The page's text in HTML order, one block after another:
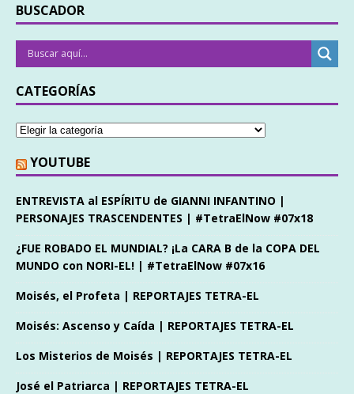
BUSCADOR
CATEGORÍAS
YOUTUBE
ENTREVISTA al ESPÍRITU de GIANNI INFANTINO |
PERSONAJES TRASCENDENTES | #TetraElNow #07x18
¿FUE ROBADO EL MUNDIAL? ¡La CARA B de la COPA DEL
MUNDO con NORI-EL! | #TetraElNow #07x16
Moisés, el Profeta | REPORTAJES TETRA-EL
Moisés: Ascenso y Caída | REPORTAJES TETRA-EL
Los Misterios de Moisés | REPORTAJES TETRA-EL
José el Patriarca | REPORTAJES TETRA-EL